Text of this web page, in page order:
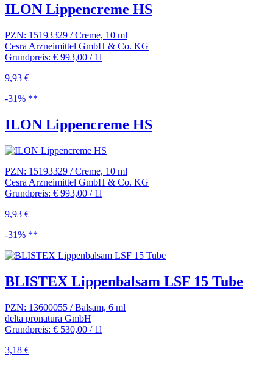
ILON Lippencreme HS
PZN: 15193329 / Creme, 10 ml
Cesra Arzneimittel GmbH & Co. KG
Grundpreis: € 993,00 / 1l
9,93 €
-31% **
ILON Lippencreme HS
PZN: 15193329 / Creme, 10 ml
Cesra Arzneimittel GmbH & Co. KG
Grundpreis: € 993,00 / 1l
9,93 €
-31% **
BLISTEX Lippenbalsam LSF 15 Tube
PZN: 13600055 / Balsam, 6 ml
delta pronatura GmbH
Grundpreis: € 530,00 / 1l
3,18 €